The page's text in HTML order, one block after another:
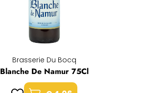
Brasserie Du Bocq
Blanche De Namur 75Cl